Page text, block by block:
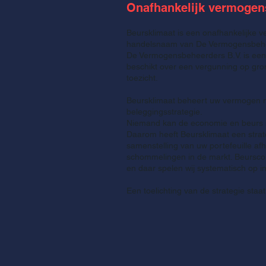
Onafhankelijk
Beursklimaat is een onafhankelijke
handelsnaam van De
De Vermogensbeheerders B.V. is
beschikt over een vergunning op
toezicht.
Beursklimaat beheert uw vermogen
beleggingsstrategie.
Niemand kan de economie en
Daarom heeft Beursklimaat een
samenstelling van uw portefeuille
schommelingen in de markt. Beursc
en daar spelen wij systematisch op
Een toelichting van de strategie